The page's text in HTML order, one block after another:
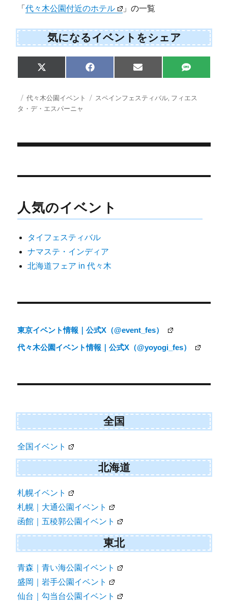
「代々木公園付近のホテル 」の一覧
気になるイベントをシェア
Share
on
X
(
w
i
t
)
Share
on
F
a
e
b
Share
on
E
m
i
l
Share
on
S
M
投
稿
カ
テ
代々木公園イベント
タ
スペインフェスティバル, フィエス
タ・デ・エスパーニャ
稿
ビ
ー
シ
人気のイベント
タイフェスティバル
ナマステ・インディア
北海道フェア in 代々木
東京イベント情報｜公式X（@event_fes）
代々木公園イベント情報｜公式X（@yoyogi_fes）
全国
全国イベント
北海道
札幌イベント
札幌｜大通公園イベント
函館｜五稜郭公園イベント
東北
青森｜青い海公園イベント
盛岡｜岩手公園イベント
仙台｜勾当台公園イベント